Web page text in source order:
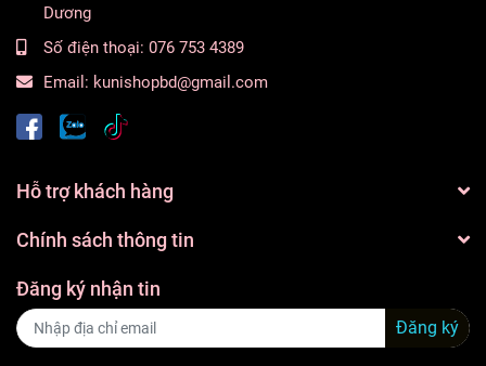
Dương
Số điện thoại: 076 753 4389
Email: kunishopbd@gmail.com
Hỗ trợ khách hàng
Chính sách thông tin
Đăng ký nhận tin
Đăng ký